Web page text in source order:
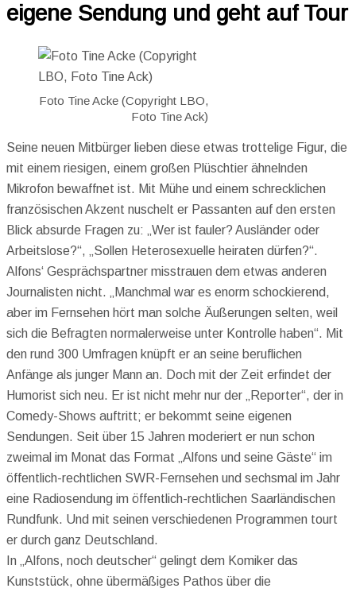
eigene Sendung und geht auf Tour
Foto Tine Acke (Copyright LBO,
Foto Tine Ack)
Seine neuen Mitbürger lieben diese etwas trottelige Figur, die
mit einem riesigen, einem großen Plüschtier ähnelnden
Mikrofon bewaffnet ist. Mit Mühe und einem schrecklichen
französischen Akzent nuschelt er Passanten auf den ersten
Blick absurde Fragen zu: „Wer ist fauler? Ausländer oder
Arbeitslose?“, „Sollen Heterosexuelle heiraten dürfen?“.
Alfons‘ Gesprächspartner misstrauen dem etwas anderen
Journalisten nicht. „Manchmal war es enorm schockierend,
aber im Fernsehen hört man solche Äußerungen selten, weil
sich die Befragten normalerweise unter Kontrolle haben“. Mit
den rund 300 Umfragen knüpft er an seine beruflichen
Anfänge als junger Mann an. Doch mit der Zeit erfindet der
Humorist sich neu. Er ist nicht mehr nur der „Reporter“, der in
Comedy-Shows auftritt; er bekommt seine eigenen
Sendungen. Seit über 15 Jahren moderiert er nun schon
zweimal im Monat das Format „Alfons und seine Gäste“ im
öffentlich-rechtlichen SWR-Fernsehen und sechsmal im Jahr
eine Radiosendung im öffentlich-rechtlichen Saarländischen
Rundfunk. Und mit seinen verschiedenen Programmen tourt
er durch ganz Deutschland.
In „Alfons, noch deutscher“ gelingt dem Komiker das
Kunststück, ohne übermäßiges Pathos über die